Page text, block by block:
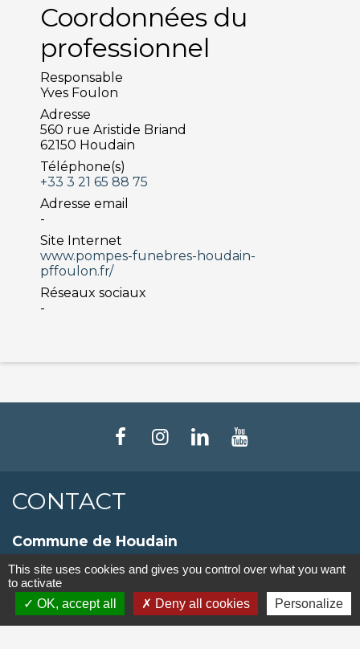
Coordonnées du
professionnel
Responsable
Yves Foulon
Adresse
560 rue Aristide Briand
62150 Houdain
Téléphone(s)
+33 3 21 65 88 75
Adresse email
-
Site Internet
www.pompes-funebres-houdain-
pffoulon.fr/
Réseaux sociaux
-
CONTACT
Commune de Houdain
8, rue Roger Salengro
62150 Houdain - FRANCE
+33 3 21 61 92 30
Contact par formulaire
This site uses cookies and gives you control over what you want
to activate
OK, accept all
Deny all cookies Personalize